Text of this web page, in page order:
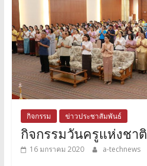
กิจกรรม ข่าวประชาสัมพันธ์
กิจกรรมวันครูแห่งชาติ
16 มกราคม 2020 a-technews